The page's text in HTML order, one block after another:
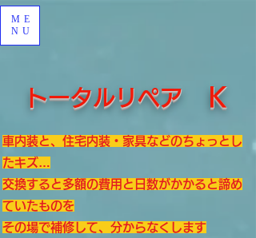
ME
NU
車内装と、住宅内装・家具などのちょっとし
たキズ…
交換すると多額の費用と日数がかかると諦め
ていたものを
その場で補修して、分からなくします
トータルリペア Ｋ